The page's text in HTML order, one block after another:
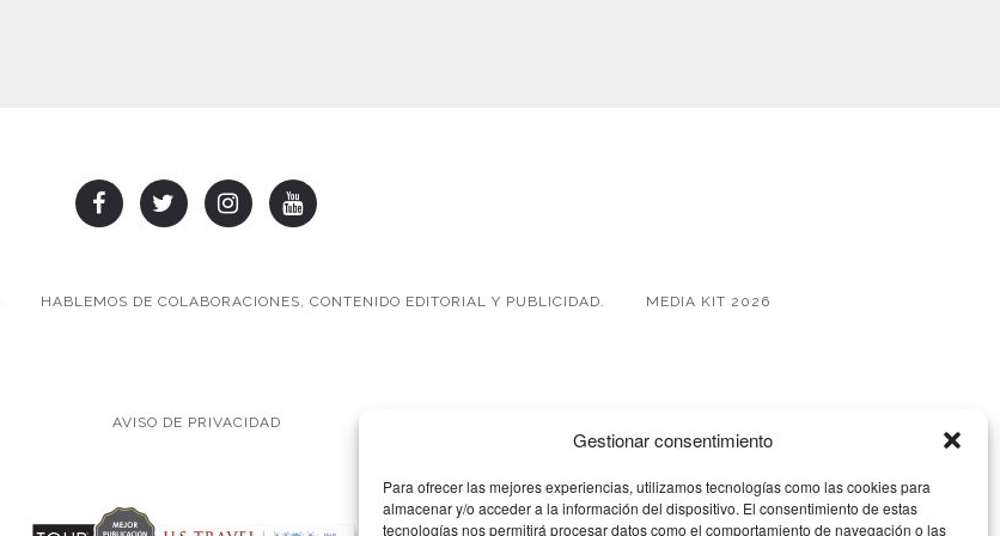
Gestionar consentimiento
Para ofrecer las mejores experiencias, utilizamos tecnologías como las cookies para
almacenar y/o acceder a la información del dispositivo. El consentimiento de estas
tecnologías nos permitirá procesar datos como el comportamiento de navegación o las
HABLEMOS DE COLABORACIONES, CONTENIDO EDITORIAL Y PUBLICIDAD. MEDIA KIT 2026
AVISO DE PRIVACIDAD